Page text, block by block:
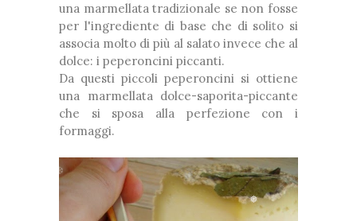
una marmellata tradizionale se non fosse
per l'ingrediente di base che di solito si
associa molto di più al salato invece che al
dolce: i peperoncini piccanti.
Da questi piccoli peperoncini si ottiene
una marmellata dolce-saporita-piccante
che si sposa alla perfezione con i
formaggi.
❆
❆
❆
❅
❆
*
*